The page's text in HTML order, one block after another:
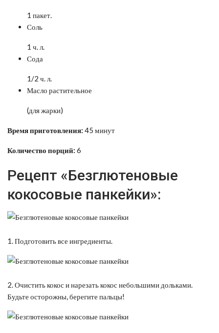
1 пакет.
Соль
1 ч. л.
Сода
1/2 ч. л.
Масло растительное
(для жарки)
Время приготовления: 45 минут
Количество порций: 6
Рецепт «Безглютеновые
кокосовые панкейки»:
1. Подготовить все ингредиенты.
2. Очистить кокос и нарезать кокос небольшими дольками.
Будьте осторожны, берегите пальцы!